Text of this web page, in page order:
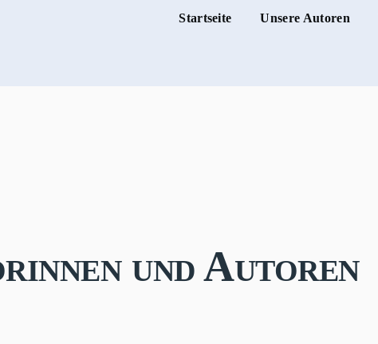
Startseite Unsere Autoren
und Autoren